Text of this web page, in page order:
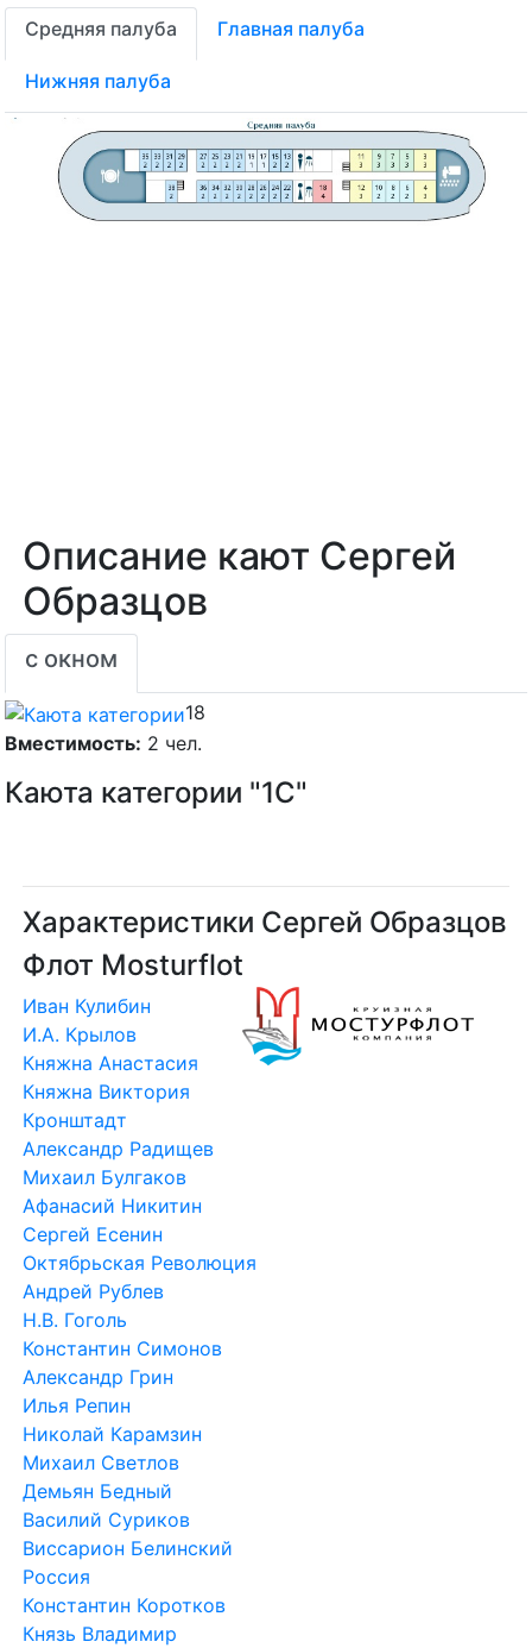
Средняя палуба Главная палуба
Нижняя палуба
Описание кают Сергей
Образцов
с окном
18
Вместимость: 2 чел.
Каюта категории "1С"
Характеристики Сергей Образцов
Флот Mosturflot
Иван Кулибин
И.А. Крылов
Княжна Анастасия
Княжна Виктория
Кронштадт
Александр Радищев
Михаил Булгаков
Афанасий Никитин
Сергей Есенин
Октябрьская Революция
Андрей Рублев
Н.В. Гоголь
Константин Симонов
Александр Грин
Илья Репин
Николай Карамзин
Михаил Светлов
Демьян Бедный
Василий Суриков
Виссарион Белинский
Россия
Константин Коротков
Князь Владимир